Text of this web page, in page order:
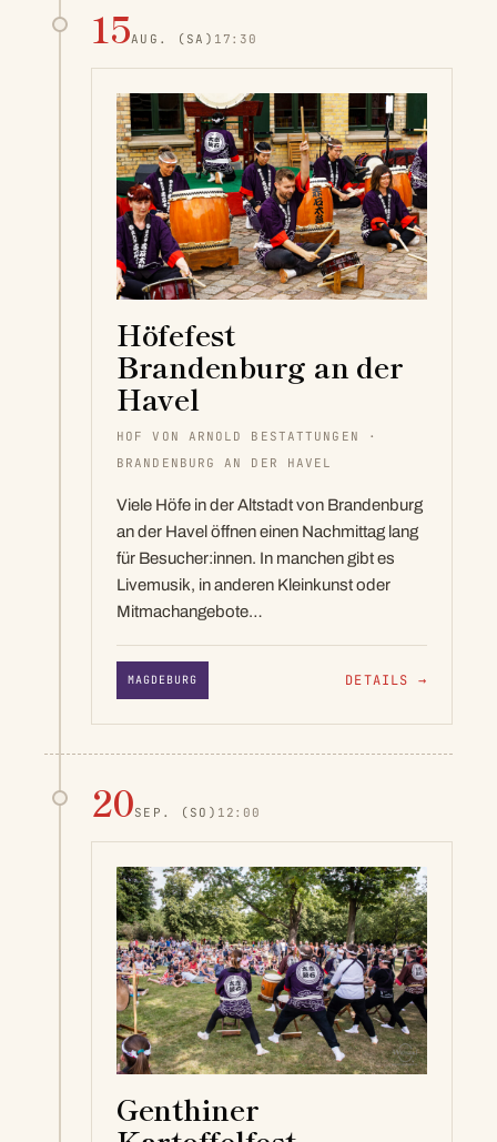
15AUG. (SA) 17:30
Höfefest
Brandenburg an der
Havel
HOF VON ARNOLD BESTATTUNGEN ·
BRANDENBURG AN DER HAVEL
Viele Höfe in der Altstadt von Brandenburg
an der Havel öffnen einen Nachmittag lang
für Besucher:innen. In manchen gibt es
Livemusik, in anderen Kleinkunst oder
Mitmachangebote…
MAGDEBURG DETAILS →
20SEP. (SO) 12:00
Genthiner